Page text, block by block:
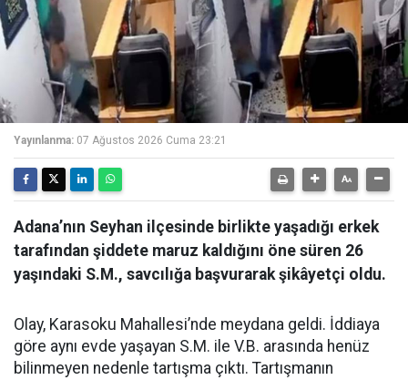
Yayınlanma: 07 Ağustos 2026 Cuma 23:21
Adana’nın Seyhan ilçesinde birlikte yaşadığı erkek
tarafından şiddete maruz kaldığını öne süren 26
yaşındaki S.M., savcılığa başvurarak şikâyetçi oldu.
Olay, Karasoku Mahallesi’nde meydana geldi. İddiaya
göre aynı evde yaşayan S.M. ile V.B. arasında henüz
bilinmeyen nedenle tartışma çıktı. Tartışmanın